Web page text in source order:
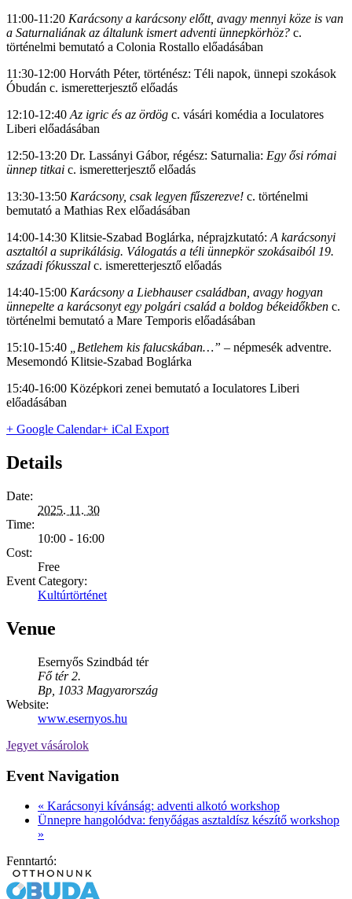
11:00-11:20 Karácsony a karácsony előtt, avagy mennyi köze is van
a Saturnaliának az általunk ismert adventi ünnepkörhöz? c.
történelmi bemutató a Colonia Rostallo előadásában
11:30-12:00 Horváth Péter, történész: Téli napok, ünnepi szokások
Óbudán c. ismeretterjesztő előadás
12:10-12:40 Az igric és az ördög c. vásári komédia a Ioculatores
Liberi előadásában
12:50-13:20 Dr. Lassányi Gábor, régész: Saturnalia: Egy ősi római
ünnep titkai c. ismeretterjesztő előadás
13:30-13:50 Karácsony, csak legyen fűszerezve! c. történelmi
bemutató a Mathias Rex előadásában
14:00-14:30 Klitsie-Szabad Boglárka, néprajzkutató: A karácsonyi
asztaltól a suprikálásig. Válogatás a téli ünnepkör szokásaiból 19.
századi fókusszal c. ismeretterjesztő előadás
14:40-15:00 Karácsony a Liebhauser családban, avagy hogyan
ünnepelte a karácsonyt egy polgári család a boldog békeidőkben c.
történelmi bemutató a Mare Temporis előadásában
15:10-15:40
„Betlehem kis falucskában…” – népmesék adventre.
Mesemondó Klitsie-Szabad Boglárka
15:40-16:00 Középkori zenei bemutató a Ioculatores Liberi
előadásában
+ Google Calendar+ iCal Export
Details
Date:
2025. 11. 30
Time:
10:00 - 16:00
Cost:
Free
Event Category:
Kultúrtörténet
Venue
Esernyős Szindbád tér
Fő tér 2.
Bp 1033 Magyarország
Website:
www.esernyos.hu
Jegyet vásárolok
Event Navigation
« Karácsonyi kívánság: adventi alkotó workshop
Ünnepre hangolódva: fenyőágas asztaldísz készítő workshop
»
Fenntartó: